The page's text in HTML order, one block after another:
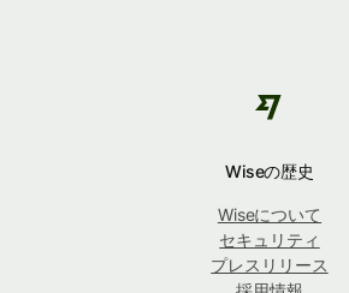
Wiseの歴史
Wiseについて
セキュリティ
プレスリリース